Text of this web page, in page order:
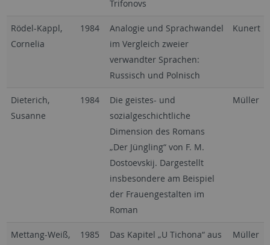
Trifonovs
Rödel-Kappl,
Cornelia
1984
Analogie und Sprachwandel
im Vergleich zweier
verwandter Sprachen:
Russisch und Polnisch
Kunert
Dieterich,
Susanne
1984
Die geistes- und
sozialgeschichtliche
Dimension des Romans
„Der Jüngling“ von F. M.
Dostoevskij. Dargestellt
insbesondere am Beispiel
der Frauengestalten im
Roman
Müller
Mettang-Weiß,
1985
Das Kapitel „U Tichona“ aus
Müller